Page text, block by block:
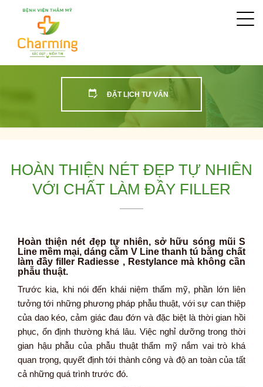
ĐẶT LỊCH TƯ VẤN
HOÀN THIỆN NÉT ĐẸP TỰ NHIÊN
VỚI CHẤT LÀM ĐẦY FILLER
Hoàn thiện nét đẹp tự nhiên, sở hữu sóng mũi S
Line mềm mại, dáng cằm V Line thanh tú bằng chất
làm đầy filler Radiesse , Restylance mà không cần
phẫu thuật.
Trước kia, khi nói đến khái niệm thẩm mỹ, phần lớn liên
tưởng tới những phương pháp phẫu thuật, với sự can thiệp
của dao kéo, cảm giác đau đớn và đặc biệt là thời gian hồi
phục, ổn định thường khá lâu. Việc nghỉ dưỡng trong thời
gian hậu phẫu của phẫu thuật thẩm mỹ nắm vai trò khá
quan trọng, quyết định tới thành công và độ an toàn của tất
cả những quá trình trước đó.